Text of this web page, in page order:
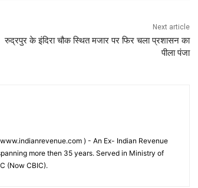
Next article
रुद्रपुर के इंदिरा चौक स्थित मजार पर फिर चला प्रशासन का
पीला पंजा
) - An Ex- Indian Revenue
more then 35 years. Served in Ministry of
(Now CBIC).